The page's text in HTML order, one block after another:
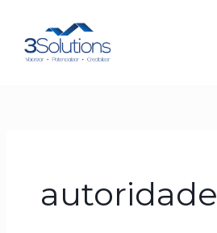
content
autoridade